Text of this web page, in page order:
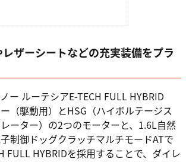
ザーシートなどの充実装備をプラ
ー ルーテシアE-TECH FULL HYBRID
（駆動用）とHSG（ハイボルテージス
ーター）の2つのモーターと、1.6L自然
制御ドッグクラッチマルチモードATで
FULL HYBRIDを採用することで、ダイレ